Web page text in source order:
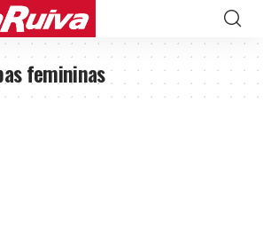
femininas